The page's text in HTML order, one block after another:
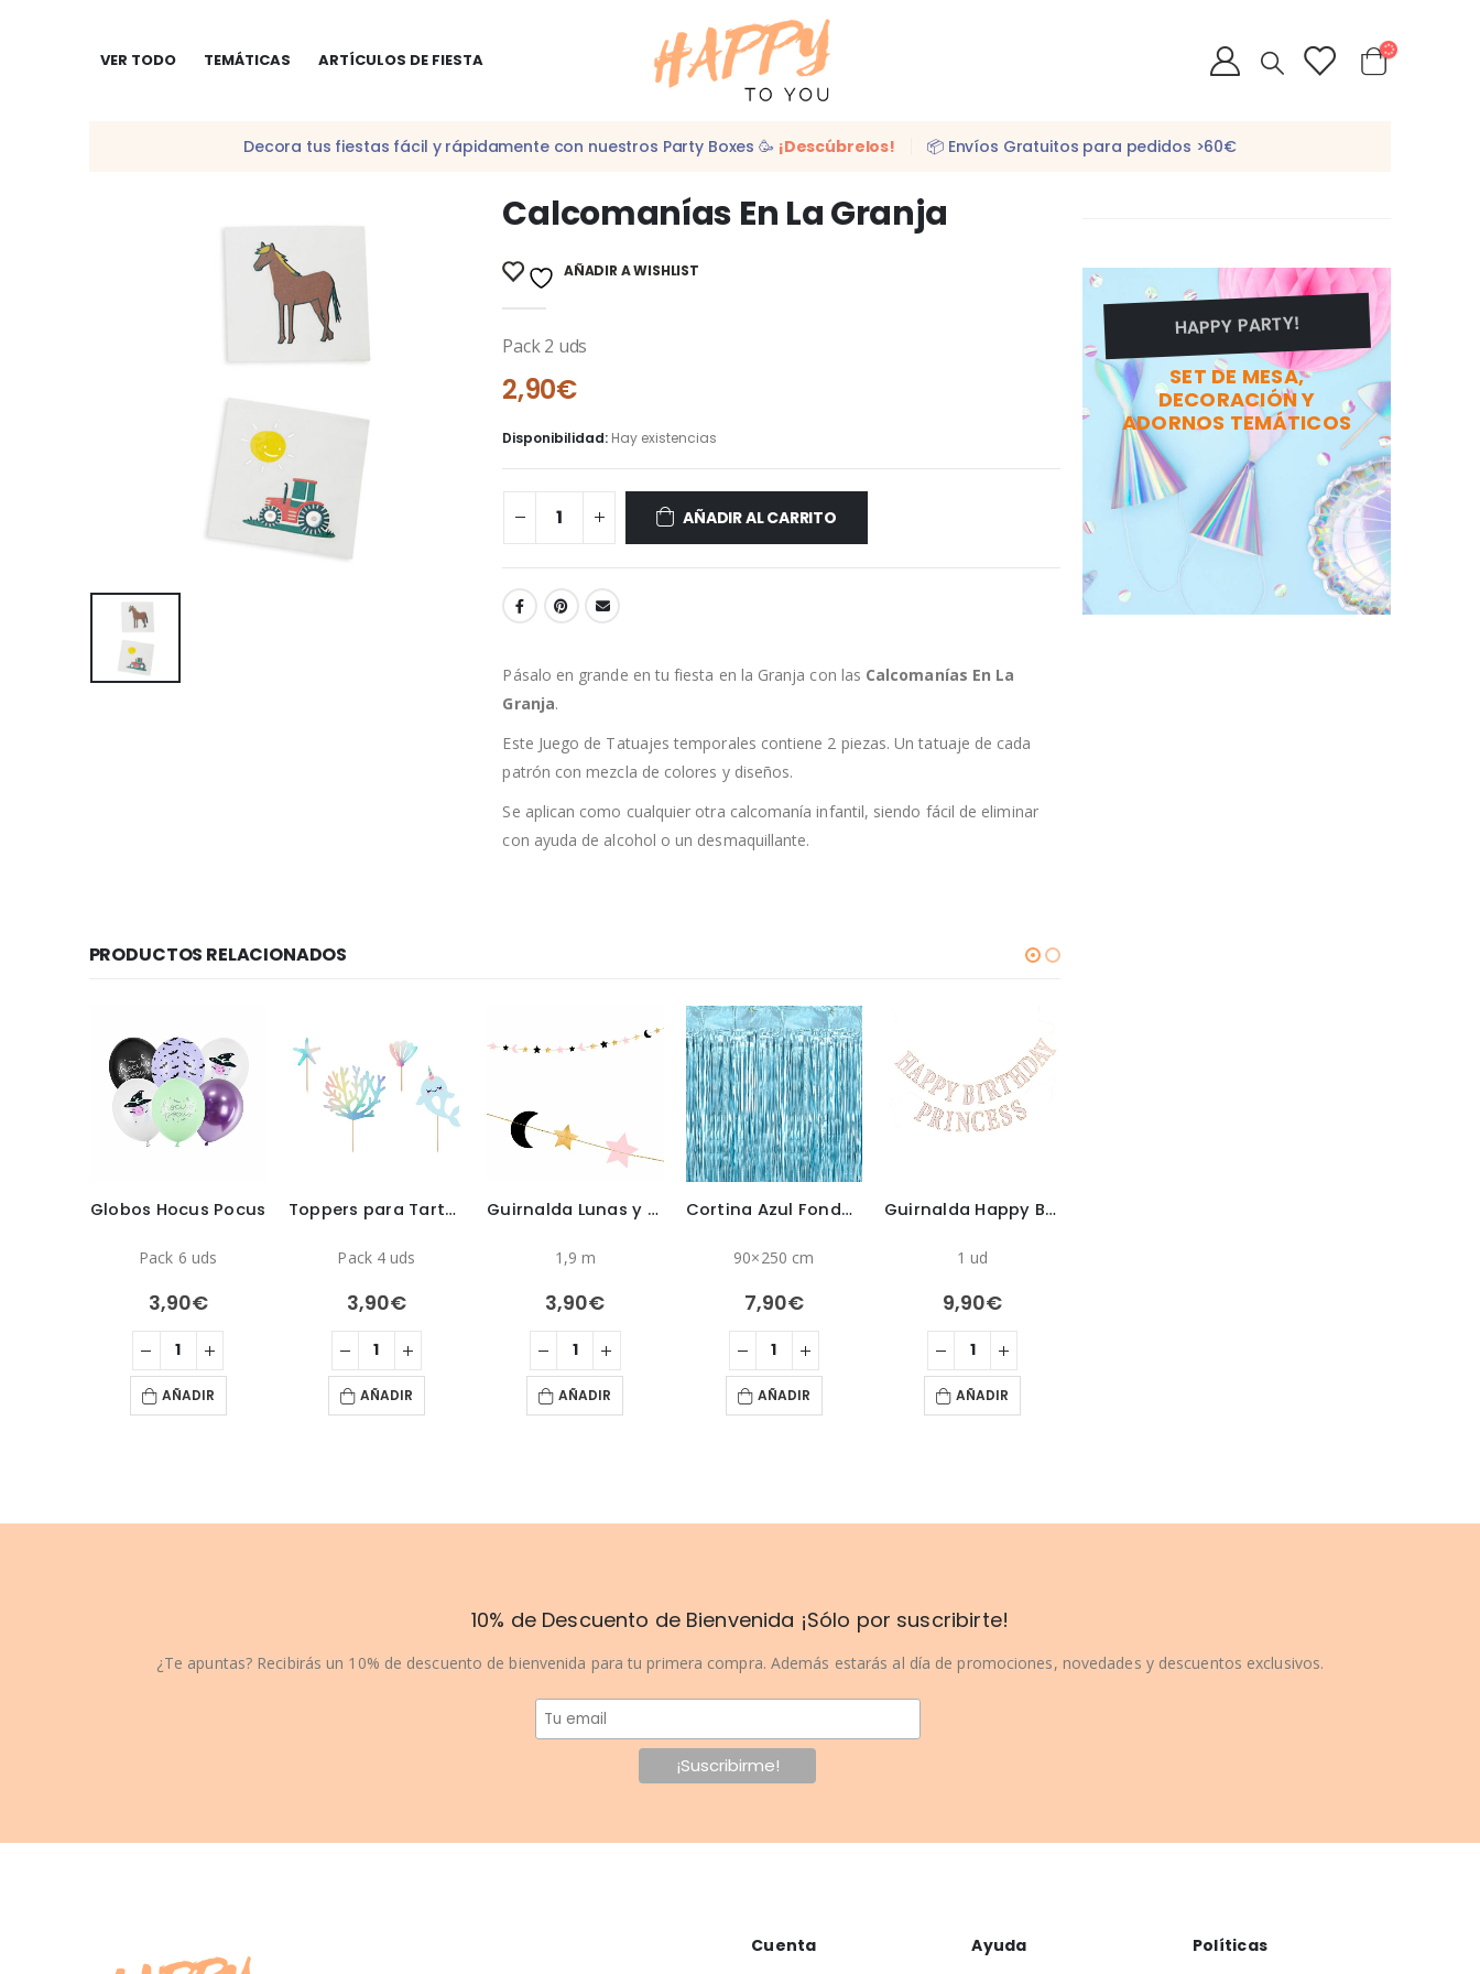
VER TODO TEMÁTICAS ARTÍCULOS DE FIESTA
Decora tus fiestas fácil y rápidamente con nuestros Party Boxes 🥳 ¡Descúbrelos! 📦 Envíos Gratuitos para pedidos >60€
Calcomanías En La Granja
AÑADIR A WISHLIST
Pack 2 uds
2,90€
Disponibilidad: Hay existencias
AÑADIR AL CARRITO
Pásalo en grande en tu fiesta en la Granja con las Calcomanías En La
Granja.
Este Juego de Tatuajes temporales contiene 2 piezas. Un tatuaje de cada
patrón con mezcla de colores y diseños.
Se aplican como cualquier otra calcomanía infantil, siendo fácil de eliminar
con ayuda de alcohol o un desmaquillante.
PRODUCTOS RELACIONADOS
Globos Hocus Pocus
Pack 6 uds
3,90€
AÑADIR
Toppers para Tarta Bajo del Mar
Pack 4 uds
3,90€
AÑADIR
Guirnalda Lunas y Estrellas
1,9 m
3,90€
AÑADIR
Cortina Azul Fondo Photocall
90×250 cm
7,90€
AÑADIR
Guirnalda Happy Birthday de Princesas
1 ud
9,90€
AÑADIR
HAPPY PARTY!
SET DE MESA,
DECORACIÓN Y
ADORNOS TEMÁTICOS
10% de Descuento de Bienvenida ¡Sólo por suscribirte!
¿Te apuntas? Recibirás un 10% de descuento de bienvenida para tu primera compra. Además estarás al día de promociones, novedades y descuentos exclusivos.
Cuenta Ayuda Políticas